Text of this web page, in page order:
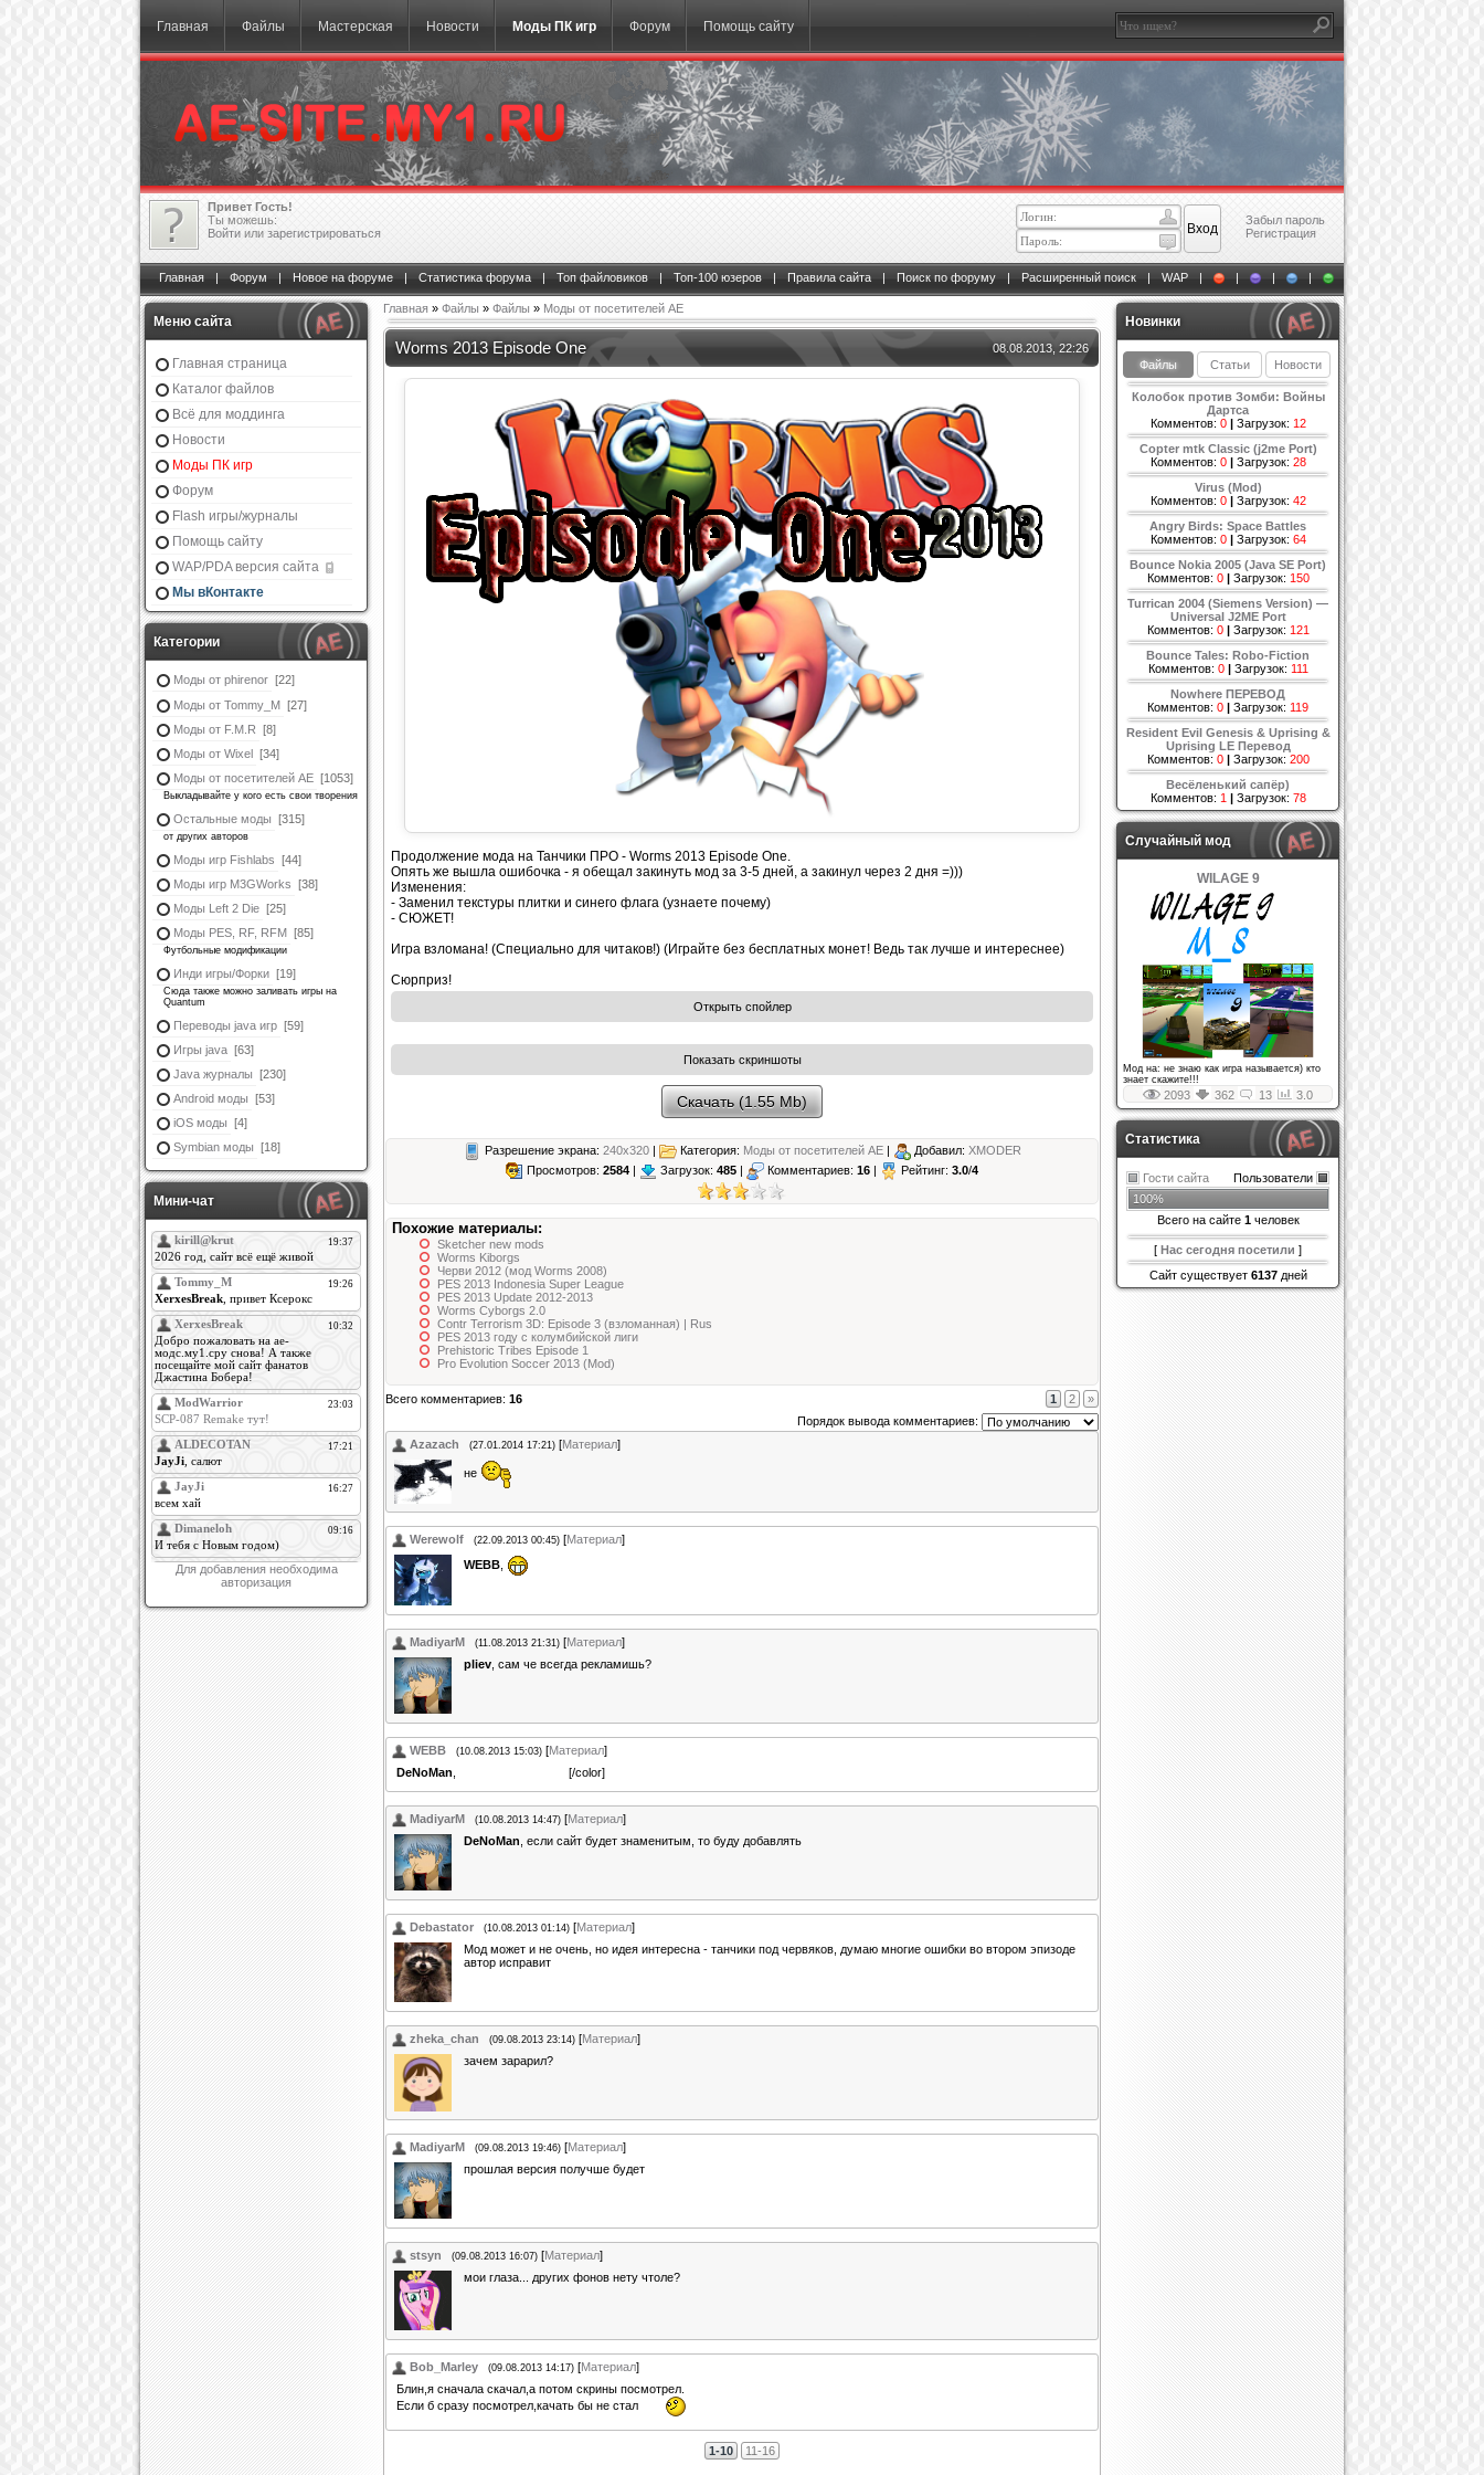
Главная Файлы Мастерская Новости Моды ПК игр Форум Помощь сайту
Привет Гость!
Ты можешь:
Войти или зарегистрироваться
Забыл пароль
Регистрация
Главная | Форум | Новое на форуме | Статистика форума | Топ файловиков | Топ-100 юзеров | Правила сайта | Поиск по форуму | Расширенный поиск | WAP | | | |
Меню сайта
Главная страница
Каталог файлов
Всё для моддинга
Новости
Моды ПК игр
Форум
Flash игры/журналы
Помощь сайту
WAP/PDA версия сайта
Мы вКонтакте
Категории
Моды от phirenor [22]
Моды от Tommy_M [27]
Моды от F.M.R [8]
Моды от Wixel [34]
Моды от посетителей АЕ [1053]
Выкладывайте у кого есть свои творения
Остальные моды [315]
от других авторов
Моды игр Fishlabs [44]
Моды игр M3GWorks [38]
Моды Left 2 Die [25]
Моды PES, RF, RFM [85]
Футбольные модификации
Инди игры/Форки [19]
Сюда также можно заливать игры на
Quantum
Переводы java игр [59]
Игры java [63]
Java журналы [230]
Android моды [53]
iOS моды [4]
Symbian моды [18]
Мини-чат
Для добавления необходима
авторизация
Главная » Файлы » Файлы » Моды от посетителей АЕ
08.08.2013, 22:26
Worms 2013 Episode One
Продолжение мода на Танчики ПРО - Worms 2013 Episode One.
Опять же вышла ошибочка - я обещал закинуть мод за 3-5 дней, а закинул через 2 дня =)))
Изменения:
- Заменил текстуры плитки и синего флага (узнаете почему)
- СЮЖЕТ!
Игра взломана! (Специально для читаков!) (Играйте без бесплатных монет! Ведь так лучше и интереснее)
Сюрприз!
Скачать (1.55 Mb)
Разрешение экрана: 240x320| Категория: Моды от посетителей АЕ| Добавил: XMODER
Просмотров: 2584 | Загрузок: 485 | Комментариев: 16 | Рейтинг: 3.0/4
Похожие материалы:
Sketcher new mods
Worms Kiborgs
Черви 2012 (мод Worms 2008)
PES 2013 Indonesia Super League
PES 2013 Update 2012-2013
Worms Cyborgs 2.0
Contr Terrorism 3D: Episode 3 (взломанная) | Rus
PES 2013 году с колумбийской лиги
Prehistoric Tribes Episode 1
Pro Evolution Soccer 2013 (Mod)
Всего комментариев: 16 1 2
»
Порядок вывода комментариев:
Azazach
(27.01.2014 17:21) [Материал]
не
Werewolf (22.09.2013 00:45) [Материал]
WEBB
MadiyarM (11.08.2013 21:31) [Материал]
pliev , сам че всегда рекламишь?
WEBB (10.08.2013 15:03) [Материал]
DeNoMan
[/color]
MadiyarM (10.08.2013 14:47) [Материал]
DeNoMan , если сайт будет знаменитым, то буду добавлять
Debastator (10.08.2013 01:14) [Материал]
Мод может и не очень, но идея интересна - танчики под червяков, думаю многие ошибки во втором эпизоде
автор исправит
zheka_chan (09.08.2013 23:14) [Материал]
зачем зарарил?
MadiyarM (09.08.2013 19:46) [Материал]
прошлая версия получше будет
stsyn (09.08.2013 16:07) [Материал]
мои глаза... других фонов нету чтоле?
Bob_Marley (09.08.2013 14:17) [Материал]
Блин,я сначала скачал,а потом скрины посмотрел.
Если б сразу посмотрел,качать бы не стал
1-10 11-16
Новинки
Файлы Статьи Новости
Колобок против Зомби: Войны
Дартса
Комментов: 0| Загрузок: 12
Copter mtk Classic (j2me Port)
Комментов: 0| Загрузок: 28
Virus (Mod)
Комментов: 0| Загрузок: 42
Angry Birds: Space Battles
Комментов: 0| Загрузок: 64
Bounce Nokia 2005 (Java SE Port)
Комментов: 0| Загрузок: 150
Turrican 2004 (Siemens Version) —
Universal J2ME Port
Комментов: 0| Загрузок: 121
Bounce Tales: Robo-Fiction
Комментов: 0| Загрузок: 111
Nowhere ПЕРЕВОД
Комментов: 0 | Загрузок: 119
Resident Evil Genesis & Uprising &
Uprising LE Перевод
Комментов: 0| Загрузок: 200
Весёленький сапёр)
Комментов: 1 | Загрузок: 78
Случайный мод
WILAGE 9
Мод на: не знаю как игра называется) кто
знает скажите!!!
2093 362 13 3.0
Статистика
Пользователи
Гости сайта
100%
Всего на сайте 1человек
[ Нас сегодня посетили ]
Сайт существует 6137дней